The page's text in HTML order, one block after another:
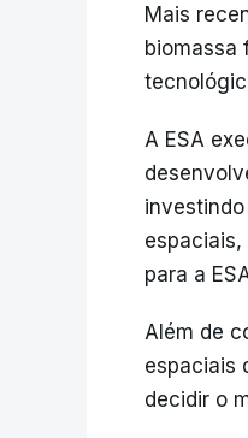
Mais
biomassa
A ESA
para a
Além de
espaciais
decidir o